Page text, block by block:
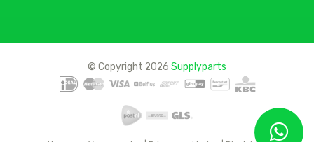
© Copyright 2026 Supplyparts